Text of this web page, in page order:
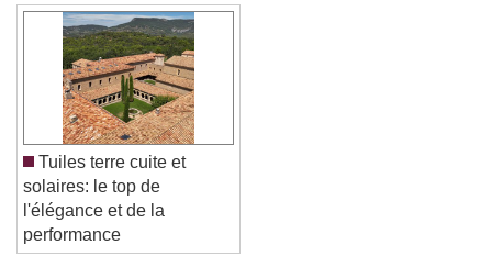
Font Family
Reset
Done
Close Modal Dialog
End of dialog window.
Tuiles terre cuite et
solaires: le top de
l'élégance et de la
performance